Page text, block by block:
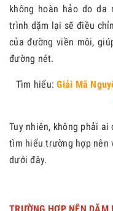
không hoàn hảo do
trình dặm lại sẽ điều
của đường viền môi,
đường nét.
Tìm hiểu:Giải Mã
Tuy nhiên, không phải
tìm hiểu trường hợp nên
dưới đây.